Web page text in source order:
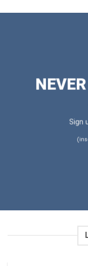
Sign